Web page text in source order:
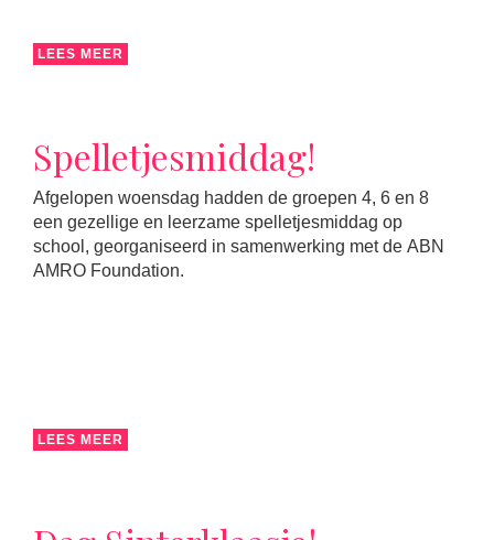
LEES MEER
Spelletjesmiddag!
Afgelopen woensdag hadden de groepen 4, 6 en 8
een gezellige en leerzame spelletjesmiddag op
school, georganiseerd in samenwerking met de ABN
AMRO Foundation.
LEES MEER